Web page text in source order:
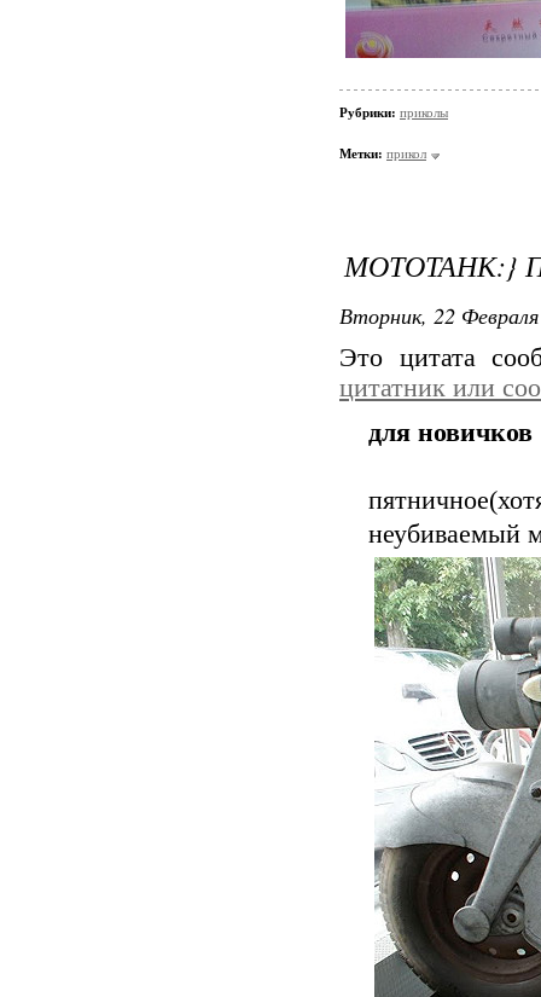
Рубрики: приколы
Метки: прикол
МОТОТАНК:}
Вторник, 22
Это цитата
цитатник или
для новичков
неубиваемый